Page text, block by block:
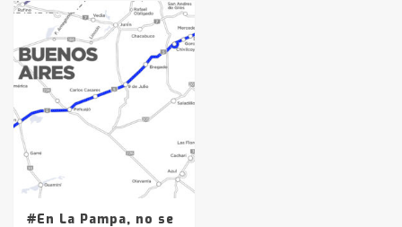
#En La Pampa, no se